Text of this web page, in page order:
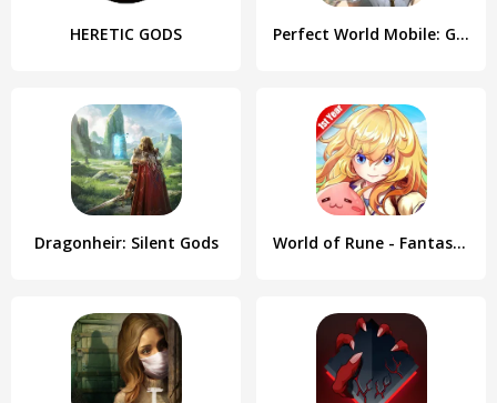
HERETIC GODS Perfect World Mobile: Gods War
Dragonheir: Silent Gods World of Rune - Fantasy MMORPG